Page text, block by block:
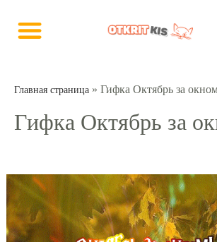
Главная страница » Гифка Октябрь за
Гифка Октябрь за